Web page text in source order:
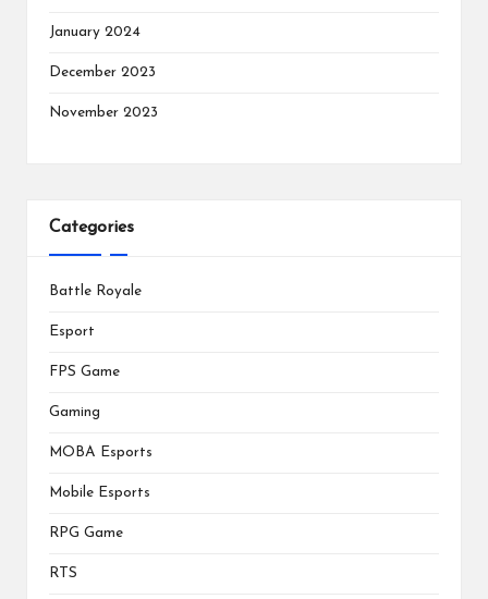
January 2024
December 2023
November 2023
Categories
Battle Royale
Esport
FPS Game
Gaming
MOBA Esports
Mobile Esports
RPG Game
RTS